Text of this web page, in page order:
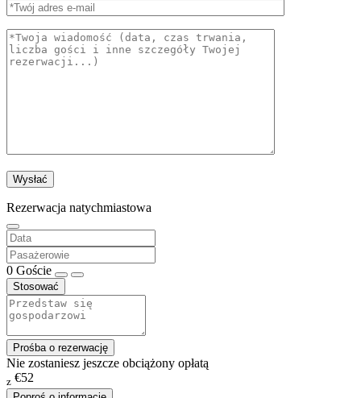
Rezerwacja natychmiastowa
0 Goście
Stosować
Prośba o rezerwację
Nie zostaniesz jeszcze obciążony opłatą
z €52